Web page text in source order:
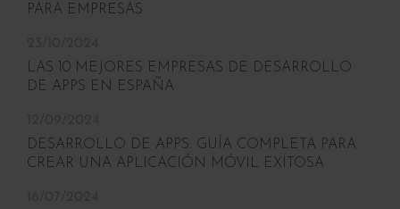
PARA EMPRESAS
LAS 10 MEJORES EMPRESAS DE DESARROLLO
DE APPS EN ESPAÑA
DESARROLLO DE APPS: GUÍA COMPLETA PARA
CREAR UNA APLICACIÓN MÓVIL EXITOSA